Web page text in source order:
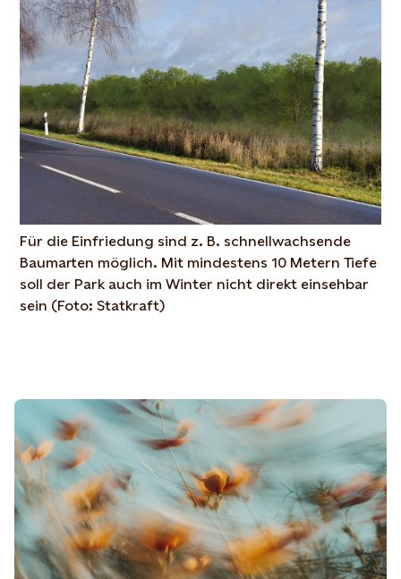
Für die Einfriedung sind z. B. schnellwachsende
Baumarten möglich. Mit mindestens 10 Metern Tiefe
soll der Park auch im Winter nicht direkt einsehbar
sein (Foto: Statkraft)